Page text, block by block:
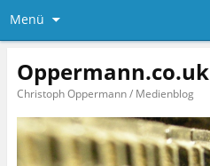
Menü
Oppermann.co.uk
Christoph Oppermann / Medienblog